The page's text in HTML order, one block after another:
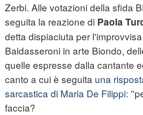
Zerbi. Alle votazioni della sfida
seguita la reazione di Paola
detta dispiaciuta per
Baldasseroni in arte Biondo,
quelle espresse dalla cantante
canto a cui è seguita una
sarcastica di Maria De Filippi:
faccia?